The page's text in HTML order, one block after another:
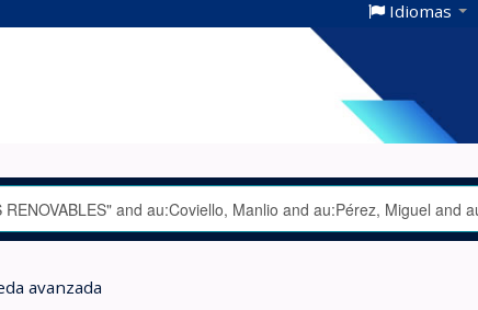
Idiomas
avanzada